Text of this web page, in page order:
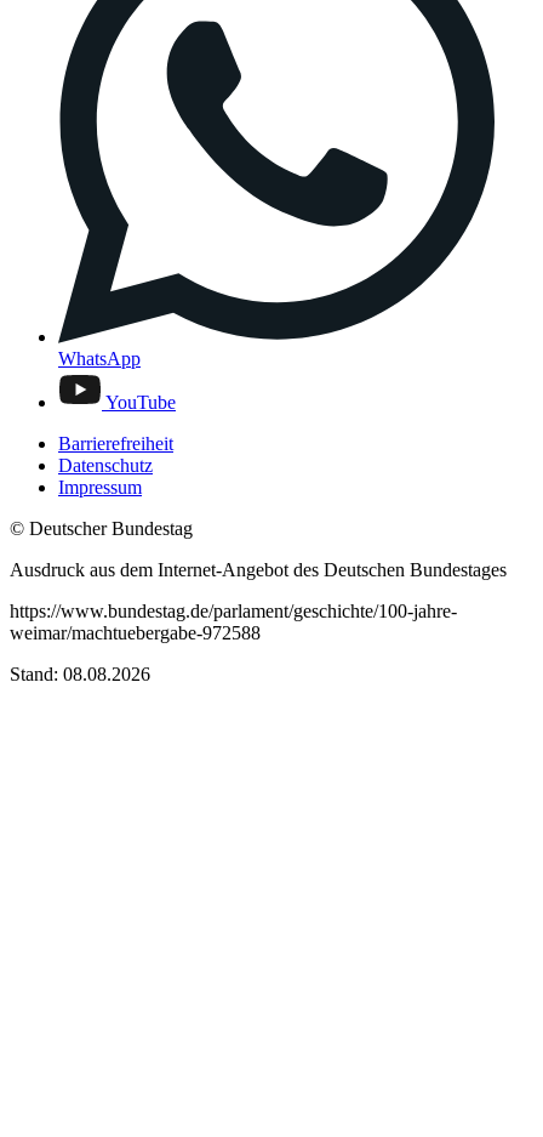
WhatsApp
YouTube
Barrierefreiheit
Datenschutz
Impressum
© Deutscher Bundestag
Ausdruck aus dem Internet-Angebot des Deutschen Bundestages
https://www.bundestag.de/parlament/geschichte/100-jahre-
weimar/machtuebergabe-972588
Stand: 08.08.2026